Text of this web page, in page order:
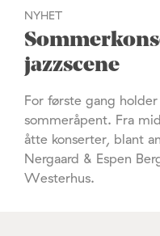
NYHET
jazzscene
For første gang holder
sommeråpent. Fra
åtte konserter, blant
Nergaard & Espen
Westerhus.